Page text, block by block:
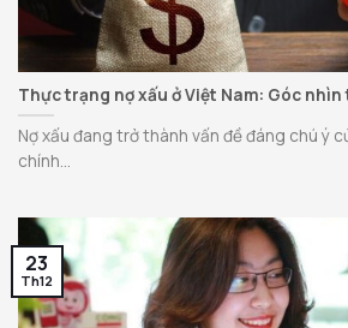
Thực trạng nợ xấu ở Việt Nam: Góc
Nợ xấu đang trở thành vấn đề đáng chú ý
chính...
23
Th12